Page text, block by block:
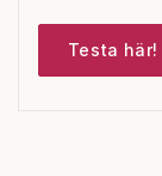
Testa här!